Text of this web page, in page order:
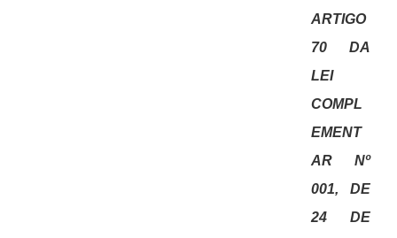
ARTIGO
70 DA
LEI
COMPL
EMENT
AR Nº
001, DE
24 DE